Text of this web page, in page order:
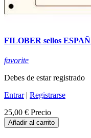
FILOBER sellos
favorite
Debes de estar registrado
Entrar| Registrarse
25,00 € Precio
Añadir al carrito